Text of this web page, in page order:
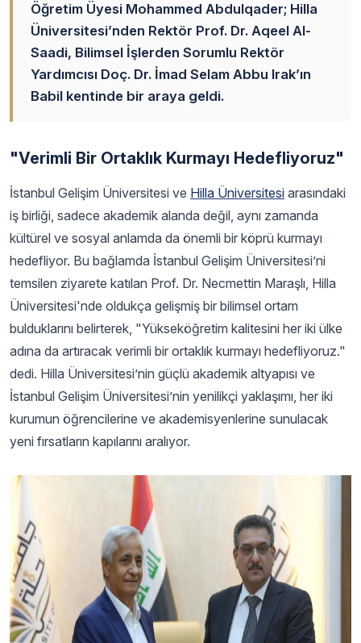
Öğretim Üyesi Mohammed Abdulqader; Hilla
Üniversitesi’nden Rektör Prof. Dr. Aqeel Al-
Saadi, Bilimsel İşlerden Sorumlu Rektör
Yardımcısı Doç. Dr. İmad Selam Abbu Irak’ın
Babil kentinde bir araya geldi.
"Verimli Bir Ortaklık Kurmayı Hedefliyoruz"
İstanbul Gelişim Üniversitesi ve Hilla Üniversitesi arasındaki
iş birliği, sadece akademik alanda değil, aynı zamanda
kültürel ve sosyal anlamda da önemli bir köprü kurmayı
hedefliyor. Bu bağlamda İstanbul Gelişim Üniversitesi’ni
temsilen ziyarete katılan Prof. Dr. Necmettin Maraşlı, Hilla
Üniversitesi'nde oldukça gelişmiş bir bilimsel ortam
bulduklarını belirterek, "Yükseköğretim kalitesini her iki ülke
adına da artıracak verimli bir ortaklık kurmayı hedefliyoruz."
dedi. Hilla Üniversitesi’nin güçlü akademik altyapısı ve
İstanbul Gelişim Üniversitesi’nin yenilikçi yaklaşımı, her iki
kurumun öğrencilerine ve akademisyenlerine sunulacak
yeni fırsatların kapılarını aralıyor.